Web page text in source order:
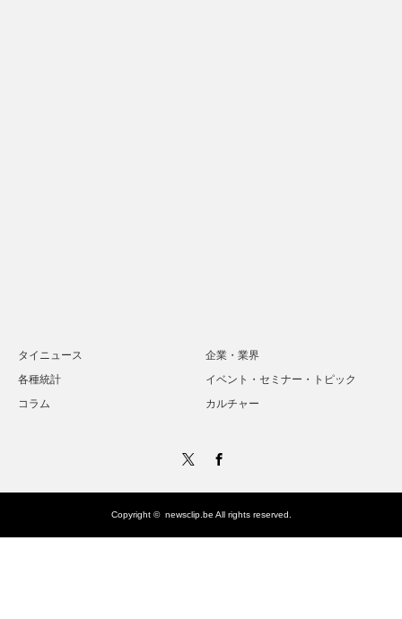
タイニュース
企業・業界
各種統計
イベント・セミナー・トピック
コラム
カルチャー
Copyright © newsclip.be All rights reserved.